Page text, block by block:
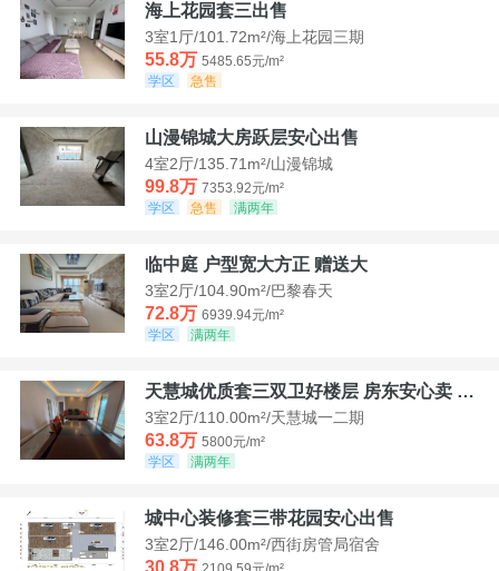
海上花园套三出售
3室1厅/101.72m²/海上花园三期
55.8万 5485.65元/m²
学区
急售
山漫锦城大房跃层安心出售
4室2厅/135.71m²/山漫锦城
99.8万 7353.92元/m²
学区
急售 满两年
临中庭 户型宽大方正 赠送大
3室2厅/104.90m²/巴黎春天
72.8万 6939.94元/m²
学区
满两年
天慧城优质套三双卫好楼层 房东安心卖 价格好谈
3室2厅/110.00m²/天慧城一二期
63.8万 5800元/m²
学区
满两年
城中心装修套三带花园安心出售
3室2厅/146.00m²/西街房管局宿舍
30.8万